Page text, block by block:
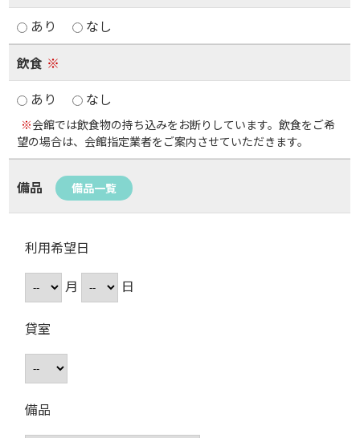
あり
なし
飲食 ※
あり
なし
※会館では飲食物の持ち込みをお断りしています。飲食をご希
望の場合は、会館指定業者をご案内させていただきます。
備品 備品一覧
利用希望日
月
日
貸室
備品